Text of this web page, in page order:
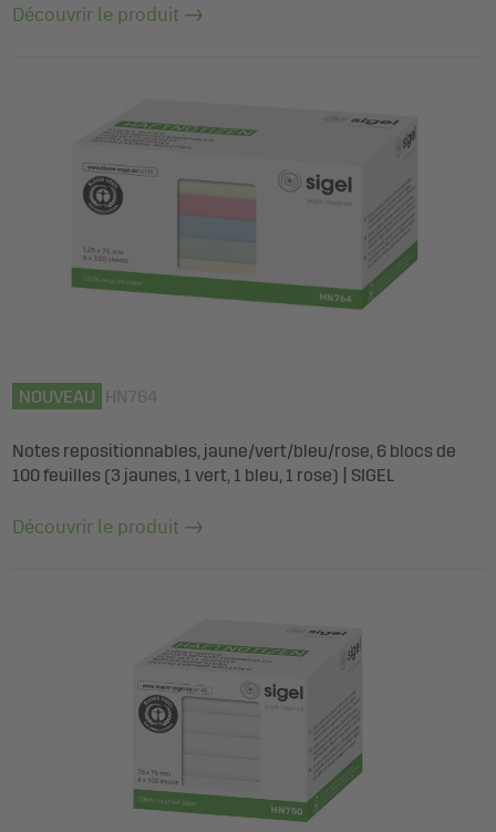
Découvrir le produit
NOUVEAU HN764
Notes repositionnables, jaune/vert/bleu/rose, 6 blocs de
100 feuilles (3 jaunes, 1 vert, 1 bleu, 1 rose) | SIGEL
Découvrir le produit